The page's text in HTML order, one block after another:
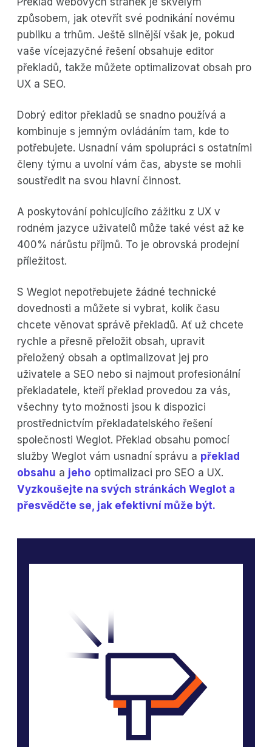
způsobem, jak otevřít své podnikání novému
publiku a trhům. Ještě silnější však je, pokud
vaše vícejazyčné řešení obsahuje editor
překladů, takže můžete optimalizovat obsah pro
UX a SEO.
Dobrý editor překladů se snadno používá a
kombinuje s jemným ovládáním tam, kde to
potřebujete. Usnadní vám spolupráci s ostatními
členy týmu a uvolní vám čas, abyste se mohli
soustředit na svou hlavní činnost.
A poskytování pohlcujícího zážitku z UX v
rodném jazyce uživatelů může také vést až ke
400% nárůstu příjmů. To je obrovská prodejní
příležitost.
S Weglot nepotřebujete žádné technické
dovednosti a můžete si vybrat, kolik času
chcete věnovat správě překladů. Ať už chcete
rychle a přesně přeložit obsah, upravit
přeložený obsah a optimalizovat jej pro
uživatele a SEO nebo si najmout profesionální
překladatele, kteří překlad provedou za vás,
všechny tyto možnosti jsou k dispozici
prostřednictvím překladatelského řešení
společnosti Weglot. Překlad obsahu pomocí
služby Weglot vám usnadní správu a překlad
obsahu a jeho optimalizaci pro SEO a UX.
Vyzkoušejte na svých stránkách Weglot a
přesvědčte se, jak efektivní může být.